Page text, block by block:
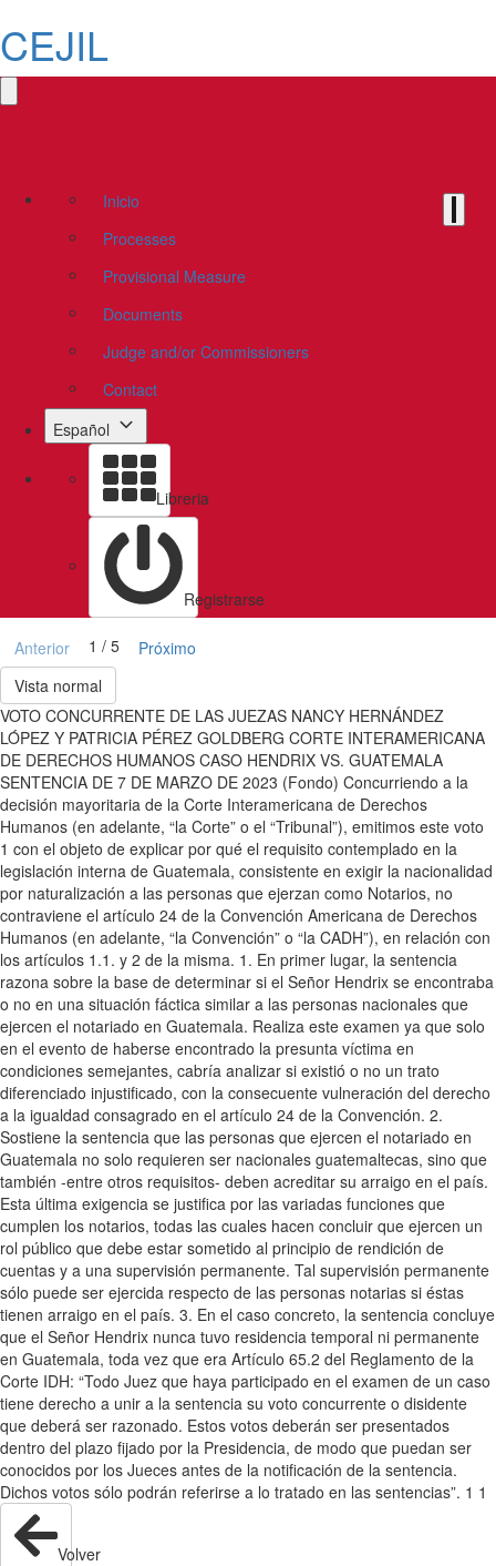
CEJIL
Inicio
Processes
Provisional Measure
Documents
Judge and/or Commissioners
Contact
Español
Libreria
Registrarse
Anterior 1 / 5
Próximo
Vista normal
VOTO CONCURRENTE DE LAS JUEZAS NANCY HERNÁNDEZ
LÓPEZ Y PATRICIA PÉREZ GOLDBERG CORTE INTERAMERICANA
DE DERECHOS HUMANOS CASO HENDRIX VS. GUATEMALA
SENTENCIA DE 7 DE MARZO DE 2023 (Fondo) Concurriendo a la
decisión mayoritaria de la Corte Interamericana de Derechos
Humanos (en adelante, “la Corte” o el “Tribunal”), emitimos este voto
1 con el objeto de explicar por qué el requisito contemplado en la
legislación interna de Guatemala, consistente en exigir la nacionalidad
por naturalización a las personas que ejerzan como Notarios, no
contraviene el artículo 24 de la Convención Americana de Derechos
Humanos (en adelante, “la Convención” o “la CADH”), en relación con
los artículos 1.1. y 2 de la misma. 1. En primer lugar, la sentencia
razona sobre la base de determinar si el Señor Hendrix se encontraba
o no en una situación fáctica similar a las personas nacionales que
ejercen el notariado en Guatemala. Realiza este examen ya que solo
en el evento de haberse encontrado la presunta víctima en
condiciones semejantes, cabría analizar si existió o no un trato
diferenciado injustificado, con la consecuente vulneración del derecho
a la igualdad consagrado en el artículo 24 de la Convención. 2.
Sostiene la sentencia que las personas que ejercen el notariado en
Guatemala no solo requieren ser nacionales guatemaltecas, sino que
también -entre otros requisitos- deben acreditar su arraigo en el país.
Esta última exigencia se justifica por las variadas funciones que
cumplen los notarios, todas las cuales hacen concluir que ejercen un
rol público que debe estar sometido al principio de rendición de
cuentas y a una supervisión permanente. Tal supervisión permanente
sólo puede ser ejercida respecto de las personas notarias si éstas
tienen arraigo en el país. 3. En el caso concreto, la sentencia concluye
que el Señor Hendrix nunca tuvo residencia temporal ni permanente
en Guatemala, toda vez que era Artículo 65.2 del Reglamento de la
Corte IDH: “Todo Juez que haya participado en el examen de un caso
tiene derecho a unir a la sentencia su voto concurrente o disidente
que deberá ser razonado. Estos votos deberán ser presentados
dentro del plazo fijado por la Presidencia, de modo que puedan ser
conocidos por los Jueces antes de la notificación de la sentencia.
Dichos votos sólo podrán referirse a lo tratado en las sentencias”. 1 1
Volver